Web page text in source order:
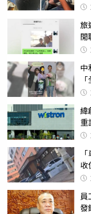
旅
閒
中
摔
緯
重
收
發